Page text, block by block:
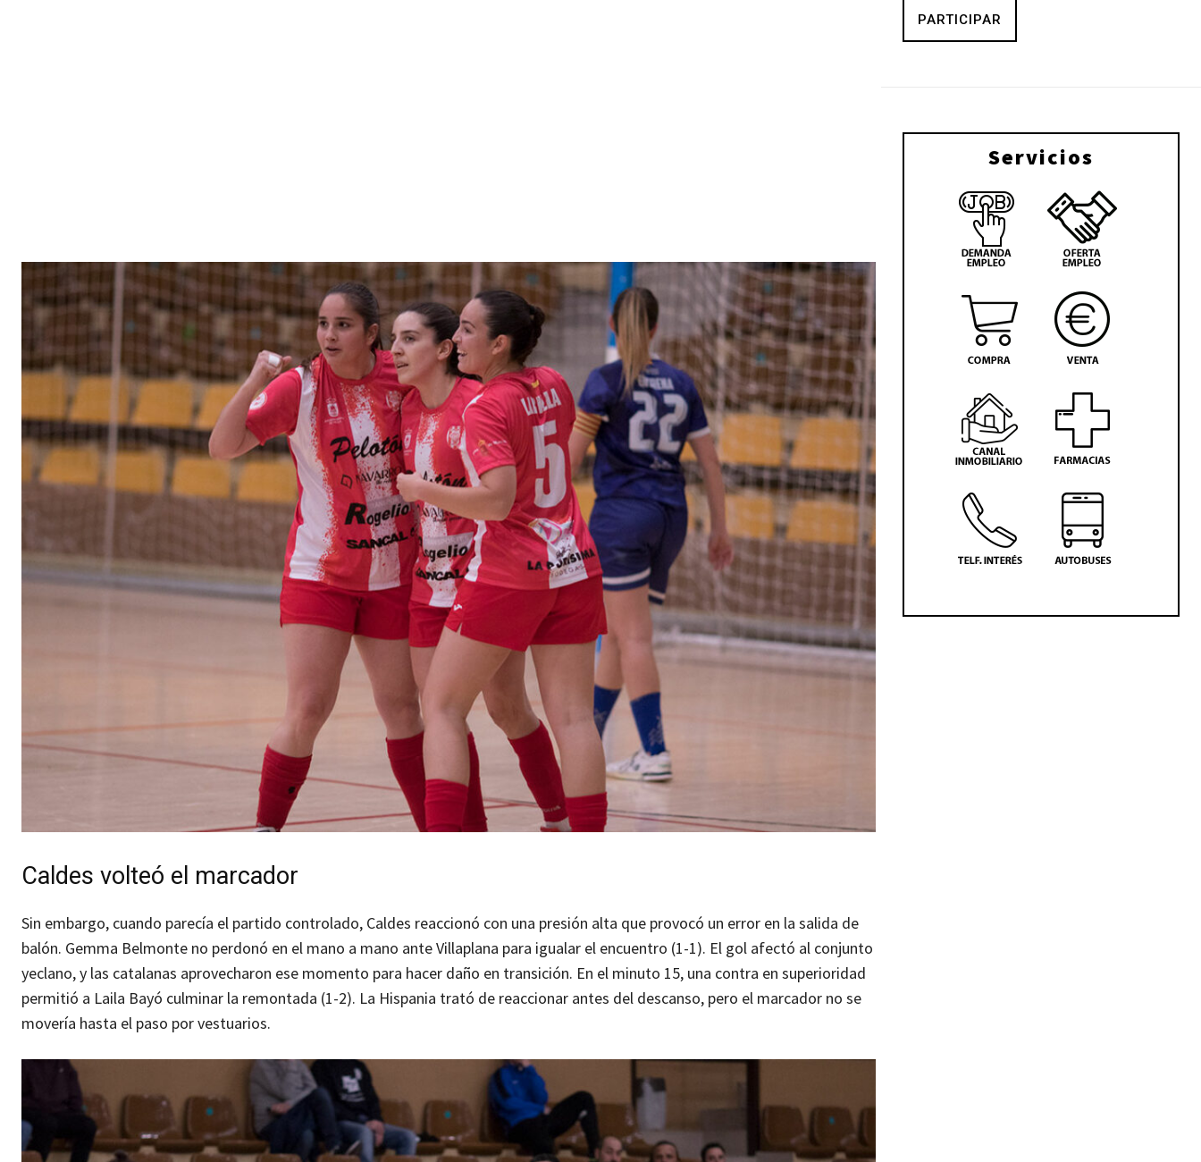
Caldes volteó el marcador
Sin embargo, cuando parecía el partido controlado, Caldes reaccionó con una presión alta que provocó un error en la salida de
balón. Gemma Belmonte no perdonó en el mano a mano ante Villaplana para igualar el encuentro (1-1). El gol afectó al conjunto
yeclano, y las catalanas aprovecharon ese momento para hacer daño en transición. En el minuto 15, una contra en superioridad
permitió a Laila Bayó culminar la remontada (1-2). La Hispania trató de reaccionar antes del descanso, pero el marcador no se
movería hasta el paso por vestuarios.
PARTICIPAR
Servicios